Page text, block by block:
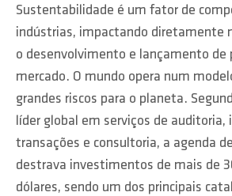
Sustentabilidade é um fator de
indústrias, impactando diretamente
o desenvolvimento e lançamento de
mercado. O mundo opera num
grandes riscos para o planeta.
líder global em serviços de auditoria,
transações e consultoria, a agenda
destrava investimentos de mais de
dólares, sendo um dos principais